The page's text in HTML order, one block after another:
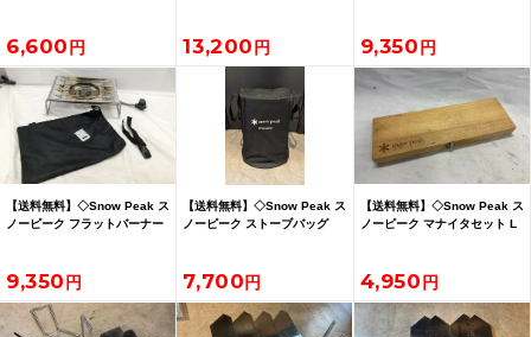
6,600 13,200 9,350
【送料無料】◇Snow Peak ス
ノーピーク フラットバーナー
9,350
【送料無料】◇Snow Peak ス
ノーピーク ストーブバッグ
7,700
【送料無料】◇Snow Peak ス
ノーピーク マナイタセット L
4,950